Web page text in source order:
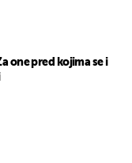
one pred kojima se i